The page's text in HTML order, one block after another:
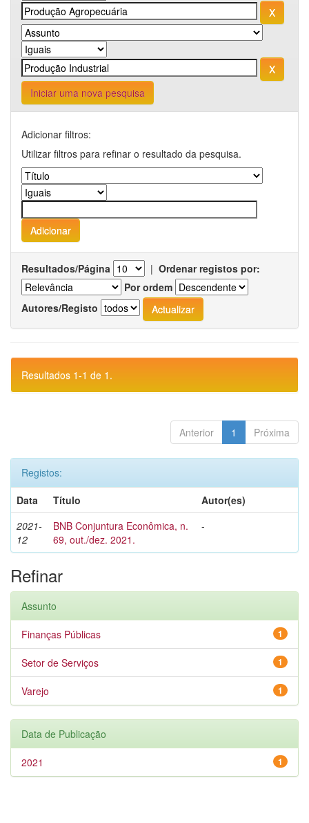
Iniciar uma nova pesquisa
Adicionar filtros:
Utilizar filtros para refinar o resultado da pesquisa.
Resultados/Página | Ordenar registos por:
Por ordem
Autores/Registo
Resultados 1-1 de 1.
Anterior 1 Próxima
Registos:
Data
Título
Autor(es)
2021-
12
BNB Conjuntura Econômica, n.
69, out./dez. 2021.
-
Refinar
Assunto
1
Finanças Públicas
1
Setor de Serviços
1
Varejo
Data de Publicação
1
2021